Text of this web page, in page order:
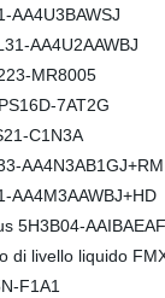
AA4U3BAWSJ
AA4U2AAWBJ
MR8005
7AT2G
C1N3A
AA4N3AB1GJ+RM
AA4M3AAWBJ+HD
5H3B04-
livello liquido
F1A1